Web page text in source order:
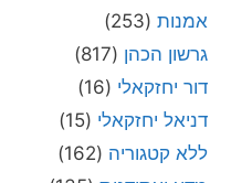
אמנות (253)
גרשון הכהן (817)
דור יחזקאלי (16)
דניאל יחזקאלי (15)
ללא קטגוריה (162)